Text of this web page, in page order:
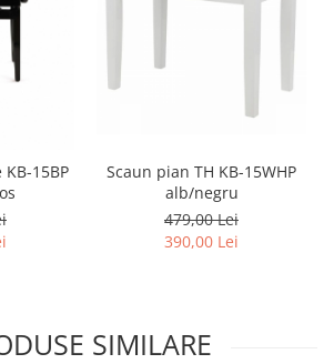
15BP
Scaun pian TH KB-15WHP
alb/negru
479,00 Lei
390,00 Lei
SIMILARE